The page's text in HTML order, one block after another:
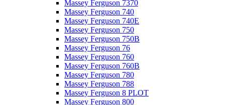
Massey Ferguson 7370
Massey Ferguson 740
Massey Ferguson 740E
Massey Ferguson 750
Massey Ferguson 750B
Massey Ferguson 76
Massey Ferguson 760
Massey Ferguson 760B
Massey Ferguson 780
Massey Ferguson 788
Massey Ferguson 8 PLOT
Massey Ferguson 800